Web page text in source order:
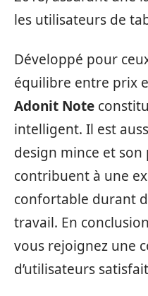
les utilisateurs de
Développé pour
équilibre entre prix
Adonit Note
intelligent. Il est
design mince et
contribuent à une
confortable durant
travail. En
vous rejoignez une
d’utilisateurs